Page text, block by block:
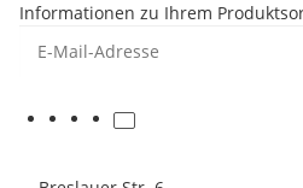
Informationen zu Ihrem